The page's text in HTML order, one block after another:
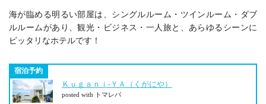
海が臨める明るい部屋は、シングルルーム・ツインルーム・ダブ
ルルームがあり、観光・ビジネス・一人旅と、あらゆるシーンに
ピッタリなホテルです！
宿泊予約
Ｋｕｇａｎｉ‐ＹＡ（くがにや）
posted with トマレバ